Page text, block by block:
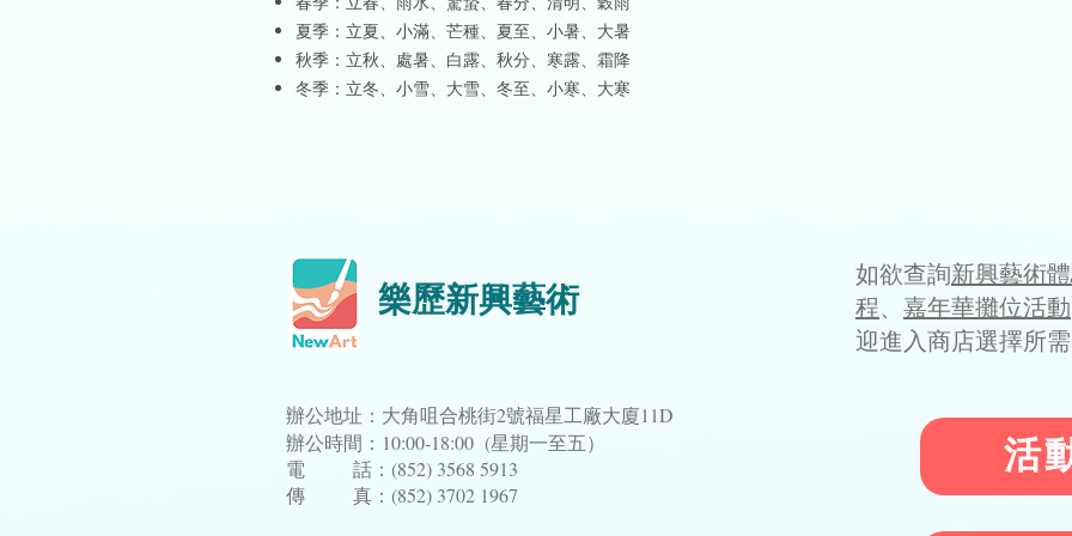
夏季：立夏、小滿、芒種、夏至、小暑、大暑
秋季：立秋、處暑、白露、秋分、寒露、霜降
冬季：立冬、小雪、大雪、冬至、小寒、大寒
樂歷新興藝術
辦公地址：大角咀合桃街2號福星工廠大廈11D
辦公時間：10:00-18:00 (星期一至五）
電 話：(852) 3568 5913
傳 真：(852) 3702 1967
如欲查詢新興藝術
程、 嘉年華攤位活動
迎進入商店選擇所
活